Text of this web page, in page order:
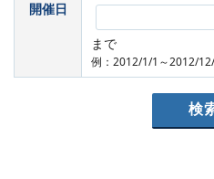
開催日
まで
例：2012/1/1～2012/